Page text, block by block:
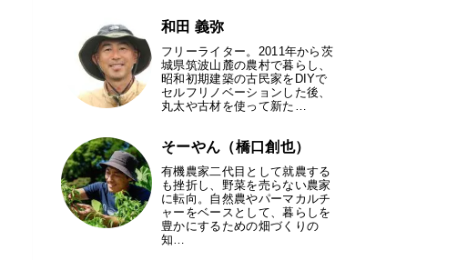
和田 義弥
フリーライター。2011年から茨
城県筑波山麓の農村で暮らし、
昭和初期建築の古民家をDIYで
セルフリノベーションした後、
丸太や古材を使って新た…
そーやん（橋口創也）
有機農家二代目として就農する
も挫折し、野菜を売らない農家
に転向。自然農やパーマカルチ
ャーをベースとして、暮らしを
豊かにするための畑づくりの
知…